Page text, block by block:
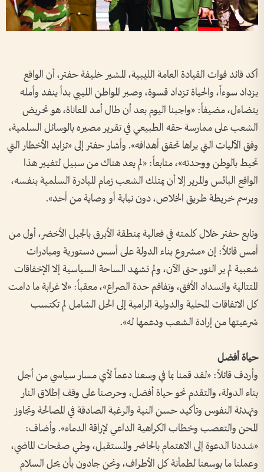
أكد قائد قوات القيادة العامة الليبية، المشير خليفة حفتر، أن الواقع
يزداد سوءاً، والحياة تزداد قسوة، وصبر المواطن الليبي بدأ ينفد وأمله
يتضاءل، مضيفاً: «واجبنا اليوم بعد أن طال أمد المعاناة، هو تحريض
الشعب على ممارسة حقه الطبيعي في تقرير مصيره بالوسائل السلمية،
وفق الآليات التي يراها تحقق أهدافه». وأشار حفتر إلى «تزايد الأخطار التي
تحيط بالوطن ووحدته»، متابعاً: «لم يعد هناك من سبيل لتغيير هذا
الواقع البائس والمرير إلا أن يمتلك الشعب زمام المبادرة السلمية بنفسه،
ويرسم خريطة طريق الخلاص، دون نيابة أو وصاية من أحد».
وتابع حفتر خلال كلمته في فعالية بمنطقة الأبرق بالجبل الأخضر، أول من
أمس قائلاً: إن «مشروع بناء الدولة على أسس دستورية ومبادرات
شعبية لم ير النور حتى الآن، ولم تشهد الساحة السياسية إلا الإخفاقات
المتتالية وانسداد الأفق، وتفاقم حدة الصراع»، معقباً: «لا غرابة ما دامت
كل الاتفاقات المحلية والدولية الرامية إلى الحل الشامل لم تكتسب
شرعيتها من إرادة الشعب ودعمها له».
حياة أفضل
وأردف قائلاً: «لقد قمنا بما في وسعنا دعماً لأي مسار سياسي من أجل
بناء الدولة، والتقدم نحو حياة أفضل، وحرصنا على وقف إطلاق النار
وتهدئة النفوس وتأكيد حسن النية والرغبة الصادقة في المصالحة وتجاوز
المحن والتعصب وخطاب الكراهية الداعي لإراقة الدماء». وأضاف:
«شددنا الدعوة إلى الاهتمام بالحاضر والمستقبل، وطي صفحات الماضي،
وعملنا ما بوسعنا لطمأنة كل الأطراف، ونحن جادون بأن يحل السلام